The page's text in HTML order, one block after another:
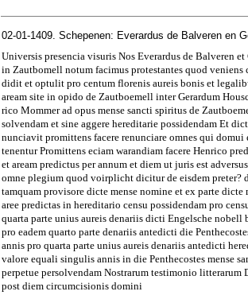
02-01-1409. Schepenen: Everardus de Balveren en
Universis presencia visuris Nos Everardus de Balveren
in Zautbomell notum facimus protestantes quod veniens
didit et optulit pro centum florenis aureis bonis et
aream site in opido de Zautboemell inter Gerardum
rico Mommer ad opus mense sancti spiritus de
solvendam et sine aggere hereditarie possidendam Et
nunciavit promittens facere renunciare omnes qui domui
tenentur Promittens eciam warandiam facere Henrico
et aream predictus per annum et diem ut juris est
omne plegium quod voirplicht dicitur de eisdem preter?
tamquam provisore dicte mense nomine et ex parte
aree predictas in hereditario censu possidendam pro
quarta parte unius aureis denariis dicti Engelsche
pro eadem quarto parte denariis antedicti die
annis pro quarta parte unius aureis denariis antedicti
valore equali singulis annis in die Penthecostes mense
perpetue persolvendam Nostrarum testimonio litterarum
post diem circumcisionis domini